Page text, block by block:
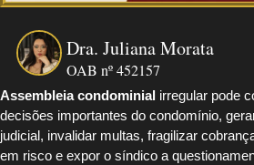
Dra. Juliana Morata
OAB nº 452157
Assembleia condominial irregular pode
decisões importantes do condomínio,
judicial, invalidar multas, fragilizar
em risco e expor o síndico a